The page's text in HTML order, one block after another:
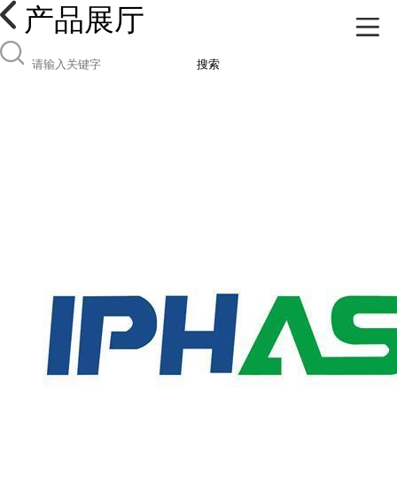
产品展厅
搜索